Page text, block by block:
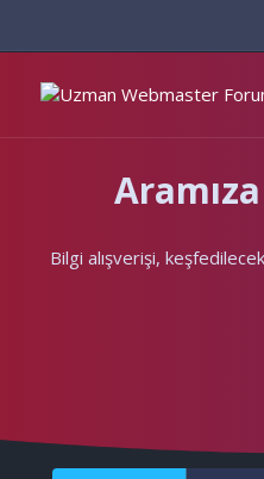
Bilgi alışverişi,